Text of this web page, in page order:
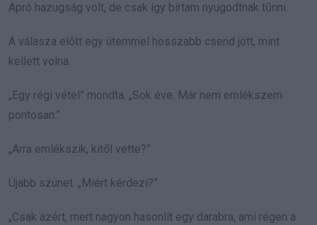
Apró hazugság volt, de csak így bírtam nyugodtnak tűnni.
A válasza előtt egy ütemmel hosszabb csend jött, mint
kellett volna.
„Egy régi vétel” mondta. „Sok éve. Már nem emlékszem
pontosan.”
„Arra emlékszik, kitől vette?”
Újabb szünet. „Miért kérdezi?”
„Csak azért, mert nagyon hasonlít egy darabra, ami régen a